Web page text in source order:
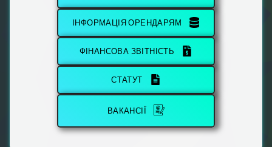
ІНФОРМАЦІЯ ОРЕНДАРЯМ
ФІНАНСОВА ЗВІТНІСТЬ
СТАТУТ
ВАКАНСІЇ